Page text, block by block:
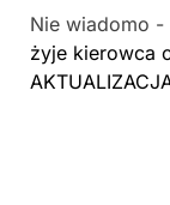
Nie wiadomo -
żyje kierowca